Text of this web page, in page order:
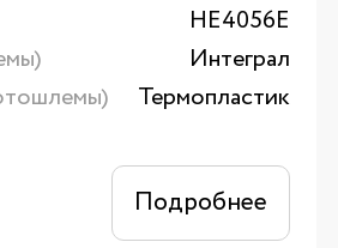
HE4056E
Интеграл
Термопластик
Подробнее